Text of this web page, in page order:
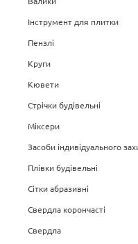
Інструмент для плитки
Пензлі
Круги
Кювети
Стрічки будівельні
Міксери
Засоби індивідуального
Плівки будівельні
Сітки абразивні
Свердла корончасті
Свердла